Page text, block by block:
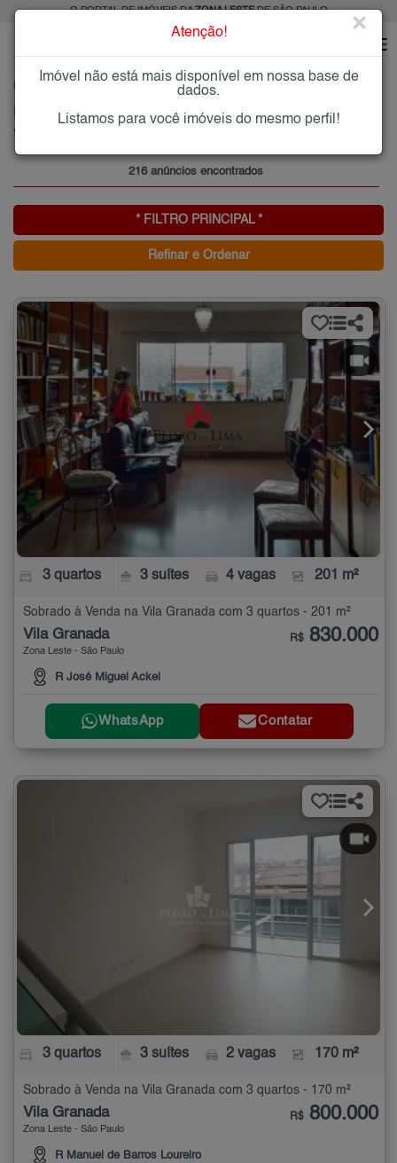
O PORTAL DE IMÓVEIS DAZONA LESTEDE SÃO PAULO
VILA GRANADA
Imóveis à Venda na Vila Granada, Zona Leste de São Paulo
Vila Granada, Zona Leste
216 anúncios encontrados
* FILTRO PRINCIPAL *
Refinar e Ordenar
3 quartos 3 suítes 4 vagas 201 m²
Sobrado à Venda na Vila Granada com 3 quartos - 201 m²
Vila Granada
Zona Leste - São Paulo
R José Miguel Ackel
R$ 830.000
WhatsApp Contatar
3 quartos 3 suítes 2 vagas 170 m²
Sobrado à Venda na Vila Granada com 3 quartos - 170 m²
Vila Granada
Zona Leste - São Paulo
R Manuel de Barros Loureiro
R$ 800.000
Atenção! ×
Imóvel não está mais disponível em nossa base de
dados.
Listamos para você imóveis do mesmo perfil!